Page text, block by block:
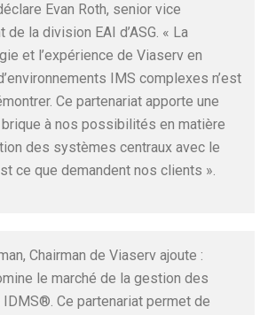
Evan Roth, senior vice
de la division EAI d’ASG. « La
et l’expérience de Viaserv en
IMS complexes n’est
Ce partenariat apporte une
à nos possibilités en matière
des systèmes centraux avec le
ce que demandent nos clients ».
Chairman de Viaserv ajoute :
le marché de la gestion des
Ce partenariat permet de